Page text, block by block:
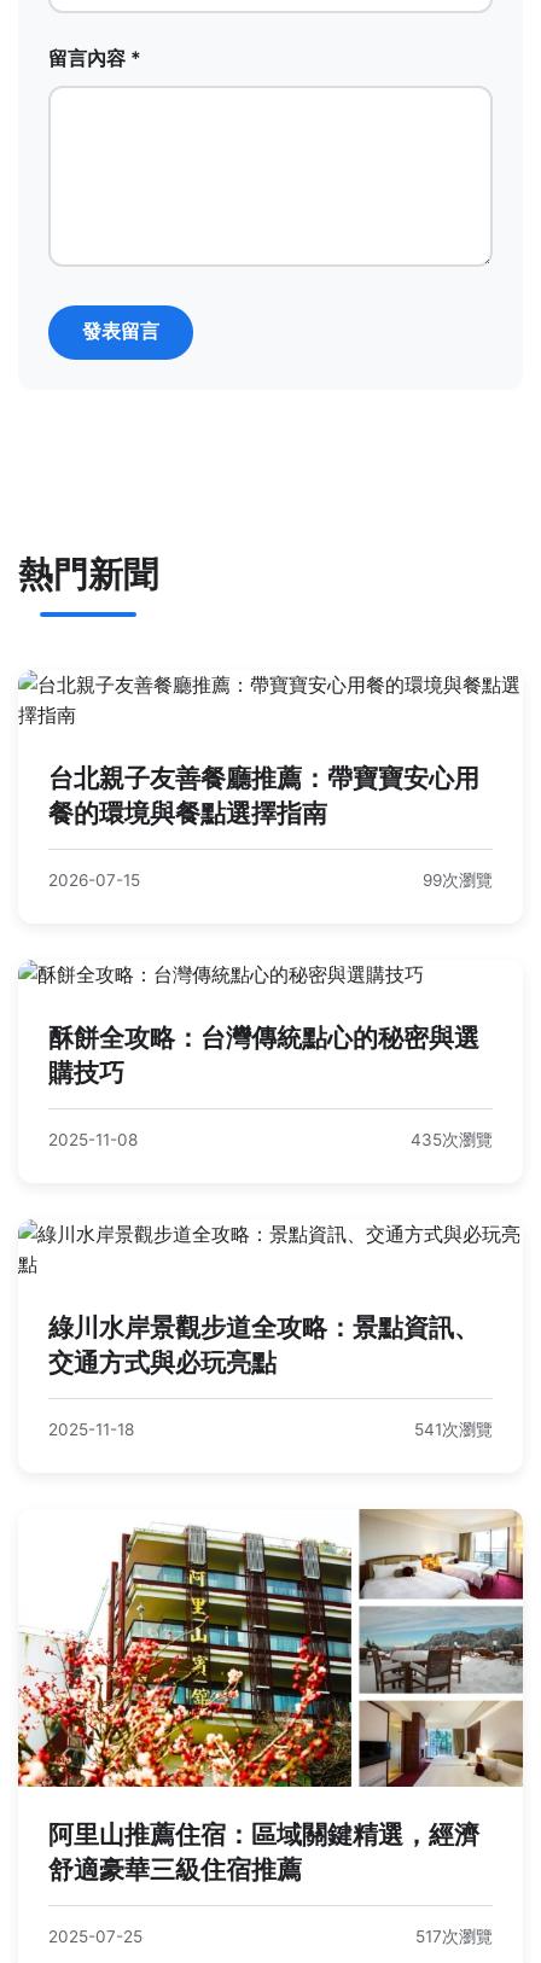
留言內容 *
發表留言
熱門新聞
台北親子友善餐廳推薦：帶寶寶安心用
餐的環境與餐點選擇指南
2026-07-15 99次瀏覽
酥餅全攻略：台灣傳統點心的秘密與選
購技巧
2025-11-08 435次瀏覽
綠川水岸景觀步道全攻略：景點資訊、
交通方式與必玩亮點
2025-11-18 541次瀏覽
阿里山推薦住宿：區域關鍵精選，經濟
舒適豪華三級住宿推薦
2025-07-25 517次瀏覽